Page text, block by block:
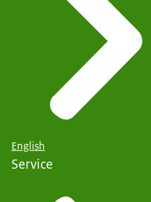
English
Service